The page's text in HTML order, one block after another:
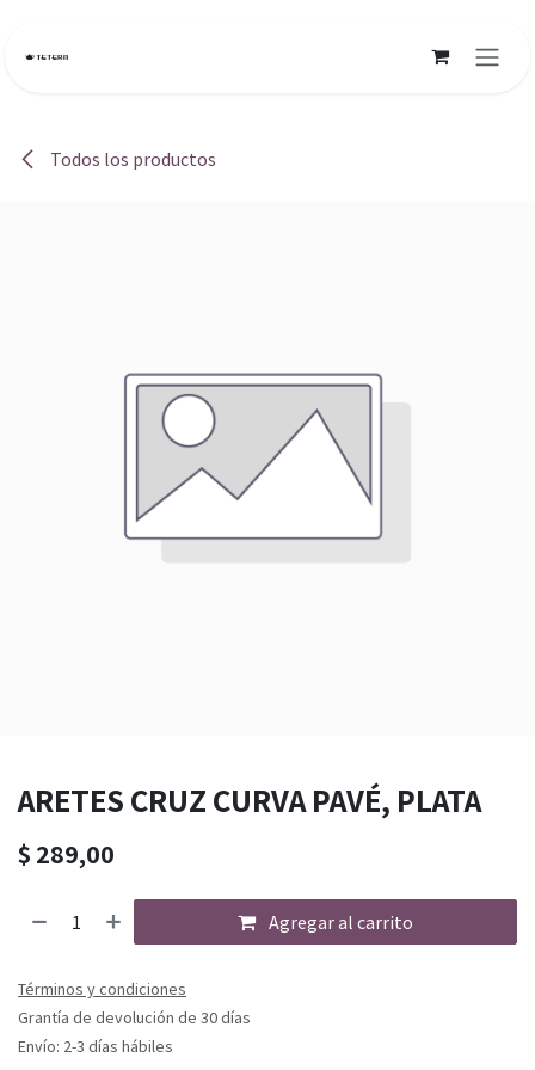
Todos los productos
ARETES CRUZ CURVA PAVÉ, PLATA
$ 289,00
Agregar al carrito
Términos y condiciones
Grantía de devolución de 30 días
Envío: 2-3 días hábiles